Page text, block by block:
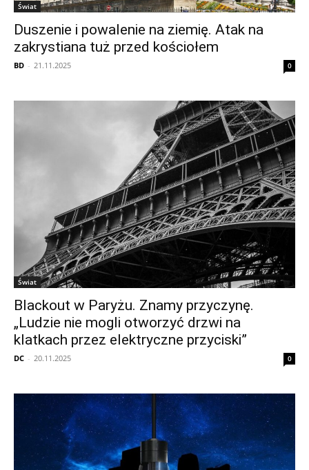
Świat
Duszenie i powalenie na ziemię. Atak na
zakrystiana tuż przed kościołem
BD - 21.11.2025 0
Świat
Blackout w Paryżu. Znamy przyczynę.
„Ludzie nie mogli otworzyć drzwi na
klatkach przez elektryczne przyciski”
DC - 20.11.2025 0